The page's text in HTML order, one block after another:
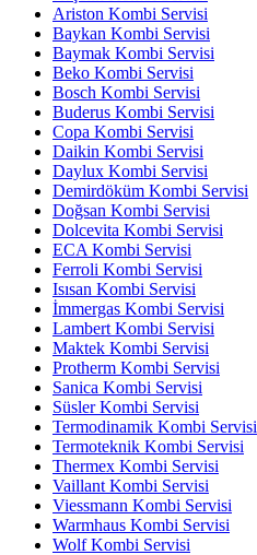
Ariston Kombi Servisi
Baykan Kombi Servisi
Baymak Kombi Servisi
Beko Kombi Servisi
Bosch Kombi Servisi
Buderus Kombi Servisi
Copa Kombi Servisi
Daikin Kombi Servisi
Daylux Kombi Servisi
Demirdöküm Kombi Servisi
Doğsan Kombi Servisi
Dolcevita Kombi Servisi
ECA Kombi Servisi
Ferroli Kombi Servisi
Isısan Kombi Servisi
İmmergas Kombi Servisi
Lambert Kombi Servisi
Maktek Kombi Servisi
Protherm Kombi Servisi
Sanica Kombi Servisi
Süsler Kombi Servisi
Termodinamik Kombi Servisi
Termoteknik Kombi Servisi
Thermex Kombi Servisi
Vaillant Kombi Servisi
Viessmann Kombi Servisi
Warmhaus Kombi Servisi
Wolf Kombi Servisi